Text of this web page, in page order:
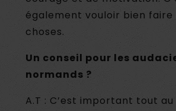
également vouloir bien faire
choses.
Un conseil pour les
normands ?
A.T : C’est important tout